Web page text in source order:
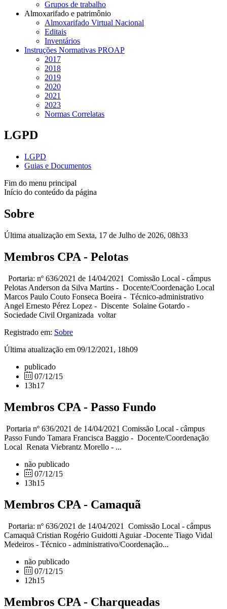
Grupos de trabalho
Almoxarifado e patrimônio
Almoxarifado Virtual Nacional
Editais
Inventários
Instruções Normativas PROAP
2017
2018
2019
2020
2021
2023
Normas Correlatas
LGPD
LGPD
Guias e Documentos
Fim do menu principal
Início do conteúdo da página
Sobre
Última atualização em Sexta, 17 de Julho de 2026, 08h33
Membros CPA - Pelotas
Portaria: nº 636/2021 de 14/04/2021 Comissão Local - câmpus
Pelotas Anderson da Silva Martins - Docente/Coordenação Local
Marcos Paulo Couto Fonseca Boeira - Técnico-administrativo
Angel Ernesto Pérez Lopez - Discente Solaine Gotardo -
Sociedade Civil Organizada voltar
Registrado em: Sobre
Última atualização em 09/12/2021, 18h09
publicado
07/12/15
13h17
Membros CPA - Passo Fundo
Portaria nº 636/2021 de 14/04/2021 Comissão Local - câmpus
Passo Fundo Tamara Francisca Baggio - Docente/Coordenação
Local Renata Viebrantz Morello - ...
não publicado
07/12/15
13h15
Membros CPA - Camaquã
Portaria: nº 636/2021 de 14/04/2021 Comissão Local - câmpus
Camaquã Cristian Rogério Guidotti Aguiar -Docente Tiago Vidal
Medeiros - Técnico - administrativo/Coordenação...
não publicado
07/12/15
12h15
Membros CPA - Charqueadas